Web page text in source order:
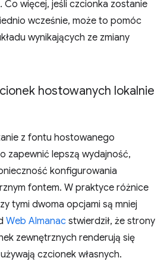
więcej, jeśli czcionka zostanie
wcześnie, może to pomóc
wynikających ze zmiany
hostowanych lokalnie
z fontu hostowanego
zapewnić lepszą wydajność,
konfigurowania
fontem. W praktyce różnice
tymi dwoma opcjami są mniej
Web Almanac stwierdził, że strony
zewnętrznych renderują się
czcionek własnych.